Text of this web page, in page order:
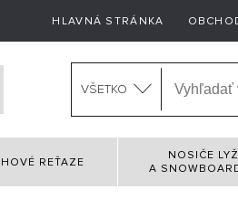
HLAVNÁ STRÁNKA
VŠETKO
REŤAZE
NOSIČE
A